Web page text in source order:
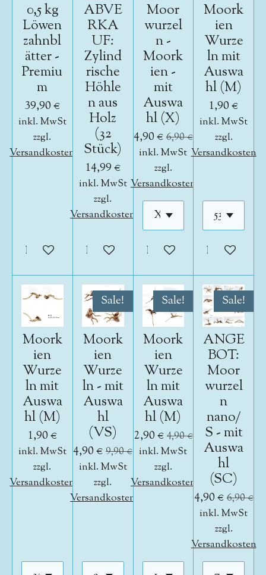
0,5 kg
Löwen
zahnbl
ätter -
Premiu
m
39,90 €
inkl. MwSt
zzgl.
Versandkosten
In den Warenkorb
ABVE
RKA
UF:
Zylind
rische
Höhle
n aus
Holz
(32
Stück)
14,99 €
inkl. MwSt
zzgl.
Versandkosten
In den Warenkorb
Moor
wurzel
n -
Moork
ien -
mit
Auswa
hl (X)
4,90 € 6,90 €
inkl. MwSt
zzgl.
Versandkosten
In den Warenkorb
Moork
ien
Wurze
ln mit
Auswa
hl (M)
1,90 €
inkl. MwSt
zzgl.
Versandkosten
In den
Moork
ien
Wurze
ln mit
Auswa
hl (M)
1,90 €
inkl. MwSt
zzgl.
Versandkosten
Sale!
Moork
ien
Wurze
ln - mit
Auswa
hl
(VS)
4,90 € 9,90 €
inkl. MwSt
zzgl.
Versandkosten
Sale!
Moork
ien
Wurze
ln mit
Auswa
hl (M)
2,90 € 4,90 €
inkl. MwSt
zzgl.
Versandkosten
Sale!
ANGE
BOT:
Moor
wurzel
n
nano/
S - mit
Auswa
hl
(SC)
4,90 €6,90 €
inkl. MwSt
zzgl.
Versandkosten